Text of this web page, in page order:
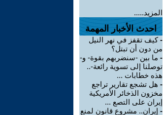
المزيد.....
احدث الأخبار المهمة
-كيف تقفز في نهر النيل
من دون أن تبتل؟
- ما بين -سنضربهم بقوة- و-
توصلنا إلى تسوية رائعة-..
هذه خطابات ...
- هل تشجع تقارير تراجع
مخزون الذخائر الأمريكية
إيران على التصع ...
- إيران.. مشروع قانون لمنع